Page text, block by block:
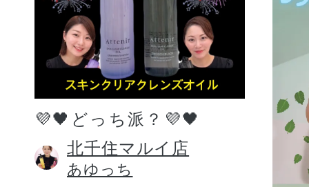
💜🖤どっち派？💜🖤
北千住マルイ店
あゆっち